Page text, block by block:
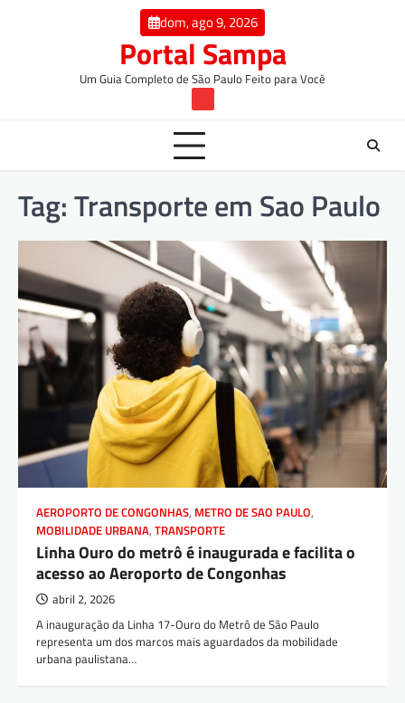
dom, ago 9, 2026
Portal Sampa
Um Guia Completo de São Paulo Feito para Você
TW
Tag:Transporte em Sao Paulo
AEROPORTO DE CONGONHAS, METRO DE SAO PAULO,
MOBILIDADE URBANA, TRANSPORTE
Linha Ouro do metrô é inaugurada e facilita o
acesso ao Aeroporto de Congonhas
abril 2, 2026
A inauguração da Linha 17-Ouro do Metrô de São Paulo
representa um dos marcos mais aguardados da mobilidade
urbana paulistana…